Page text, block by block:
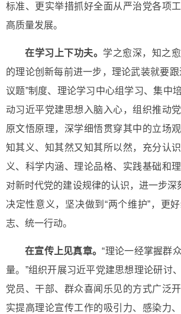
标准、更实举措抓好全面从严治党各项
高质量发展。
在学习上下功夫。 学之愈深，知之
的理论创新每前进一步，理论武装就要
议题”制度、理论学习中心组学习、集中
动习近平党建思想入脑入心，组织推动
原文悟原理，深学细悟贯穿其中的立场
知其义、知其然又知其所以然，充分认
义、科学内涵、理论品格、实践基础和
对新时代党的建设规律的认识，进一步深
决定性意义，坚决做到“两个维护”，更
志、统一行动。
在宣传上见真章。“理论一经掌握群
量。”组织开展习近平党建思想理论研讨
党员、干部、群众喜闻乐见的方式广泛
实提高理论宣传工作的吸引力、感染力